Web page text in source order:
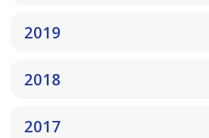
2019
2018
2017